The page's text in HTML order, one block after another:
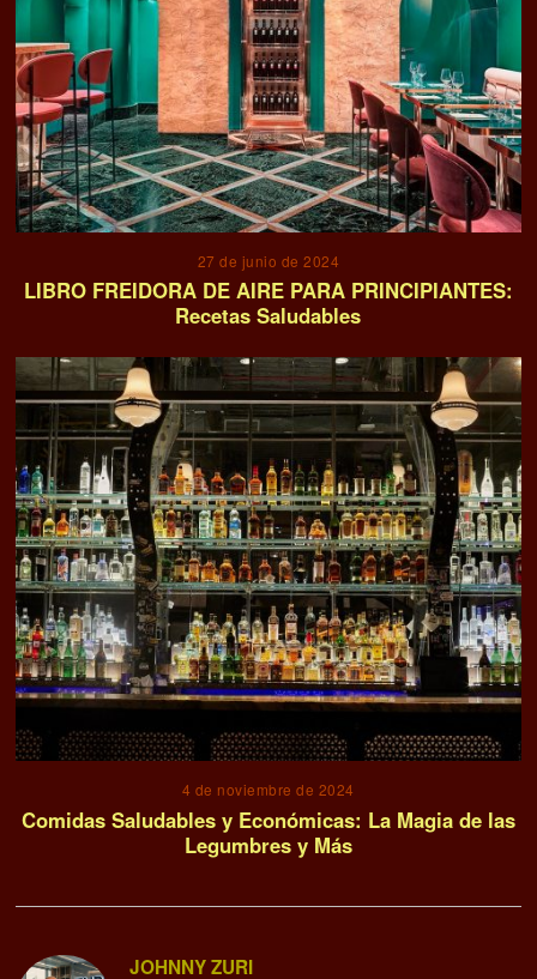
27 de junio de 2024
LIBRO FREIDORA DE AIRE PARA PRINCIPIANTES:
Recetas Saludables
4 de noviembre de 2024
Comidas Saludables y Económicas: La Magia de las
Legumbres y Más
JOHNNY ZURI